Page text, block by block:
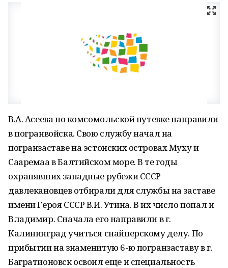
В.А. Асеева по комсомольской путевке направили
в погранвойска. Свою службу начал на
погранзаставе на эстонских островах Муху и
Сааремаа в Балтийском море. В те годы
охранявших западные рубежи СССР
давлекановцев отбирали для службы на заставе
имени Героя СССР В.И. Утина. В их число попал и
Владимир. Сначала его направили в г.
Калининград учиться снайперскому делу. По
прибытии на знаменитую 6-ю погранзаставу в г.
Багратионовск освоил еще и специальность